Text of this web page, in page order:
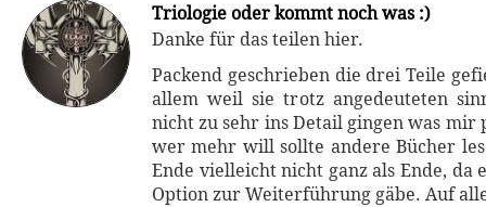
Triologie oder kommt noch was :)
Danke für das teilen hier.
Packend geschrieben die drei Teile
allem weil sie trotz angedeuteten
nicht zu sehr ins Detail gingen was mir
wer mehr will sollte andere Bücher
Ende vielleicht nicht ganz als Ende, da
Option zur Weiterführung gäbe. Auf